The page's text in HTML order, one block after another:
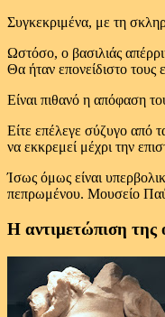
Συγκεκριμένα, με τη
Ωστόσο, ο βασιλιάς
Θα ήταν επονείδιστο τους
Είναι πιθανό η απόφαση
Είτε επέλεγε σύζυγο από
να εκκρεμεί μέχρι την
Ίσως όμως είναι
πεπρωμένου. Μουσείο
Η αντιμετώπιση της